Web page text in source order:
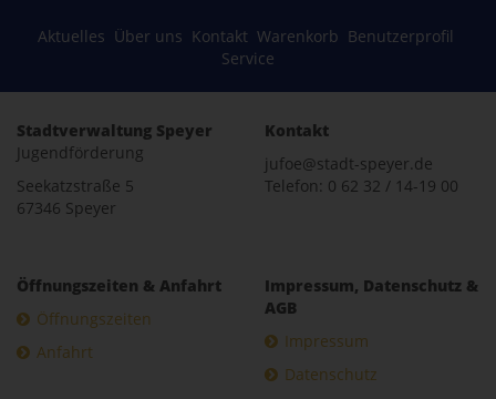
Aktuelles Über uns Kontakt Warenkorb Benutzerprofil
Service
Stadtverwaltung Speyer
Jugendförderung
Seekatzstraße 5
67346 Speyer
Kontakt
jufoe@stadt-speyer.de
Telefon: 0 62 32 / 14-19 00
Öffnungszeiten & Anfahrt
Öffnungszeiten
Anfahrt
Impressum, Datenschutz &
AGB
Impressum
Datenschutz